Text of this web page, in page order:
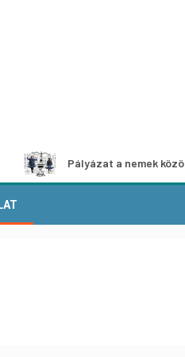
Pályázat a nemek közötti